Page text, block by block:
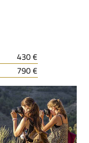
430 €
790 €